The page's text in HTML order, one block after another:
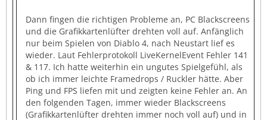
Dann fingen die richtigen Probleme an, PC Blackscreens
und die Grafikkartenlüfter drehten voll auf. Anfänglich
nur beim Spielen von Diablo 4, nach Neustart lief es
wieder. Laut Fehlerprotokoll LiveKernelEvent Fehler 141
& 117. Ich hatte weiterhin ein ungutes Spielgefühl, als
ob ich immer leichte Framedrops / Ruckler hätte. Aber
Ping und FPS liefen mit und zeigten keine Fehler an. An
den folgenden Tagen, immer wieder Blackscreens
(Grafikkartenlüfter drehten immer noch voll auf) und in